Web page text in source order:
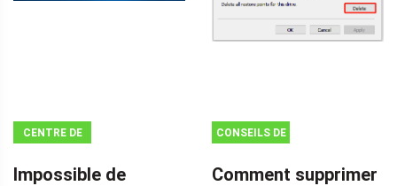
CENTRE DE
MINITOOL
Impossible de
CONSEILS DE
Comment supprimer